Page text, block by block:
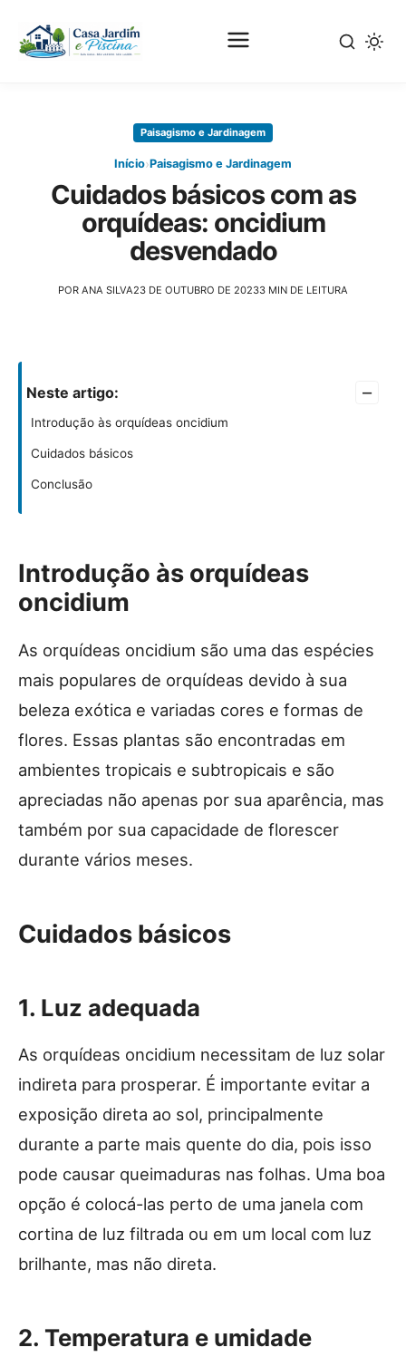
principal
Paisagismo e Jardinagem
Início›Paisagismo e Jardinagem
Cuidados básicos com as
orquídeas: oncidium
desvendado
POR ANA SILVA23 DE OUTUBRO DE 20233 MIN DE LEITURA
Neste artigo: –
Introdução às orquídeas oncidium
Cuidados básicos
Conclusão
Introdução às orquídeas
oncidium
As orquídeas oncidium são uma das espécies
mais populares de orquídeas devido à sua
beleza exótica e variadas cores e formas de
flores. Essas plantas são encontradas em
ambientes tropicais e subtropicais e são
apreciadas não apenas por sua aparência, mas
também por sua capacidade de florescer
durante vários meses.
Cuidados básicos
1. Luz adequada
As orquídeas oncidium necessitam de luz solar
indireta para prosperar. É importante evitar a
exposição direta ao sol, principalmente
durante a parte mais quente do dia, pois isso
pode causar queimaduras nas folhas. Uma boa
opção é colocá-las perto de uma janela com
cortina de luz filtrada ou em um local com luz
brilhante, mas não direta.
2. Temperatura e umidade